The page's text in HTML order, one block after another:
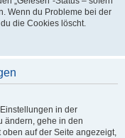
Wenn du Probleme bei der
die Cookies löscht.
in der
ändern, gehe in den
oben auf der Seite angezeigt,